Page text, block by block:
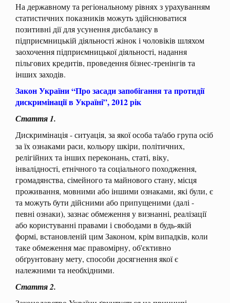
На державному та регіональному рівнях з урахуванням
статистичних показників можуть здійснюватися
позитивні дії для усунення дисбалансу в
підприємницькій діяльності жінок і чоловіків шляхом
заохочення підприємницької діяльності, надання
пільгових кредитів, проведення бізнес-тренінгів та
інших заходів.
Закон України “Про засади запобігання та протидії
дискримінації в Україні”, 2012 рік
Стаття 1.
Дискримінація - ситуація, за якої особа та/або група осіб
за їх ознаками раси, кольору шкіри, політичних,
релігійних та інших переконань, статі, віку,
інвалідності, етнічного та соціального походження,
громадянства, сімейного та майнового стану, місця
проживання, мовними або іншими ознаками, які були, є
та можуть бути дійсними або припущеними (далі -
певні ознаки), зазнає обмеження у визнанні, реалізації
або користуванні правами і свободами в будь-якій
формі, встановленій цим Законом, крім випадків, коли
таке обмеження має правомірну, об'єктивно
обґрунтовану мету, способи досягнення якої є
належними та необхідними.
Стаття 2.